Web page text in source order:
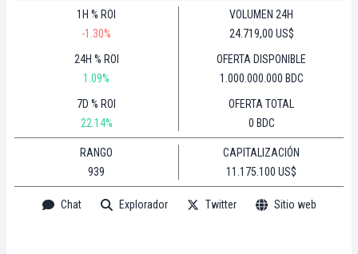
1H % ROI
-1.30%
24H % ROI
1.09%
7D % ROI
22.14%
VOLUMEN 24H
24.719,00 US$
OFERTA DISPONIBLE
1.000.000.000 BDC
OFERTA TOTAL
0 BDC
RANGO
939
CAPITALIZACIÓN
11.175.100 US$
Chat Explorador Twitter Sitio web